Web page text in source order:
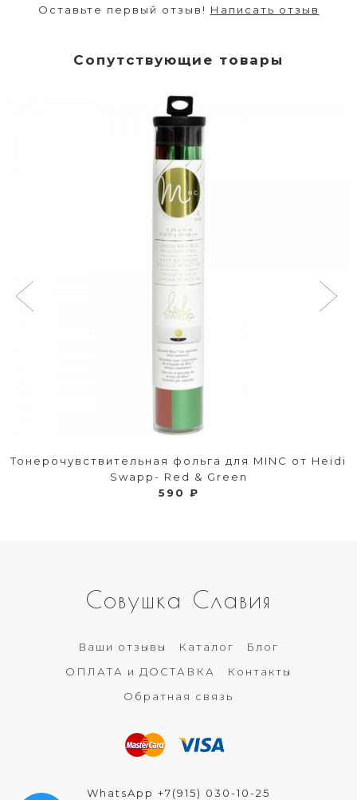
Оставьте первый отзыв! Написать отзыв
Сопутствующие товары
Тонерочувствительная фольга для MINC от Heidi
Swapp- Red & Green
590 ₽
Совушка Славия
Ваши отзывы Каталог
Блог
ОПЛАТА и ДОСТАВКА
Контакты
Обратная связь
WhatsApp +7(915) 030-10-25